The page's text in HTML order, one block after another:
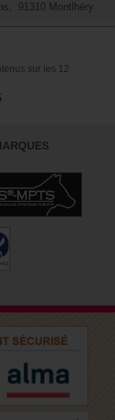
91310 Montlhéry
sur les 12